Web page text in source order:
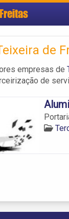
de
empresas de
de